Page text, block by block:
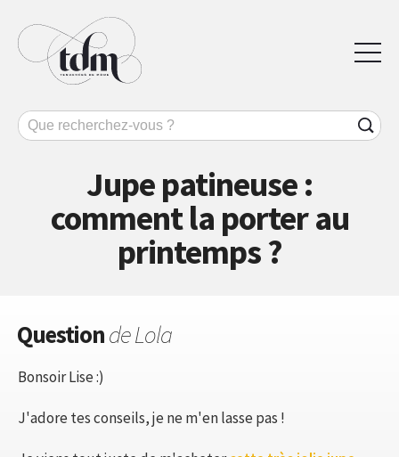
Jupe patineuse :
comment la porter au
printemps ?
Questionde Lola
Bonsoir Lise :)
J'adore tes conseils, je ne m'en lasse pas !